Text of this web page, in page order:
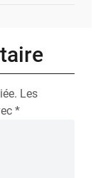
Les
*